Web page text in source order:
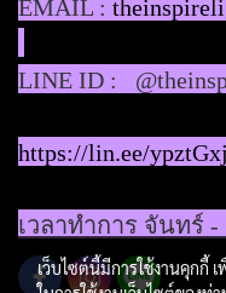
EMAIL :
LINE ID :
https://lin.ee/ypztGxj
เวลาทำการ จันทร์ -
เว็บไซต์นี้มีการใช้งานคุกกี้